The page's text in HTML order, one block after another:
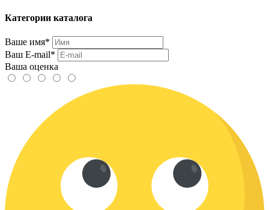
Категории каталога
Ваше имя*
Ваш E-mail*
Ваша оценка